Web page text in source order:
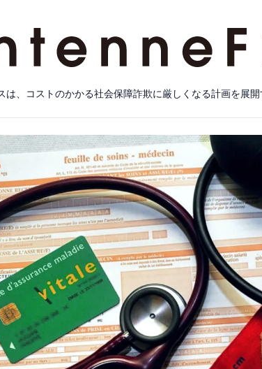
は、コストのかかる社会保障詐欺に厳しくなる計画を展開